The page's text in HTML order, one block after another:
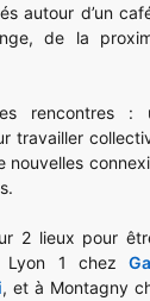
autour d’un
de la
rencontres :
travailler
nouvelles
2 lieux pour
Lyon 1 chez
, et à Montagny